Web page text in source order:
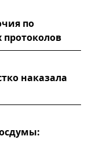
по
наказала